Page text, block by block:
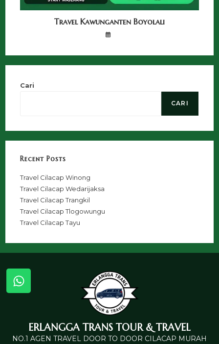
Travel Kawunganten Boyolali
Cari
CARI
Recent Posts
Travel Cilacap Winong
Travel Cilacap Wedarijaksa
Travel Cilacap Trangkil
Travel Cilacap Tlogowungu
Travel Cilacap Tayu
ERLANGGA TRANS TOUR & TRAVEL
NO.1 AGEN TRAVEL DOOR TO DOOR CILACAP MURAH